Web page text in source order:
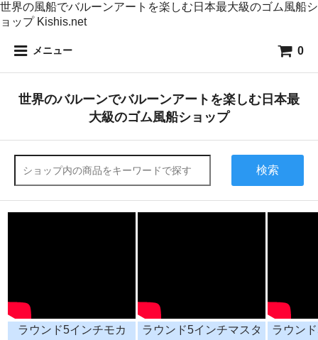
世界の風船でバルーンアートを楽しむ日本最大級のゴム風船シ
ョップ Kishis.net
メニュー 0
世界のバルーンでバルーンアートを楽しむ日本最
大級のゴム風船ショップ
検索
ラウンド5インチモカ
ラウンド5インチマスタ
ラウン